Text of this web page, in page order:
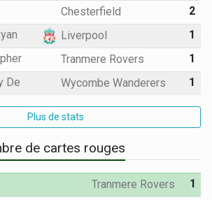
Chesterfield
2
Liverpool
1
Tranmere Rovers
1
De Wycombe Wanderers 1
Plus de stats
de cartes rouges
Tranmere Rovers
1